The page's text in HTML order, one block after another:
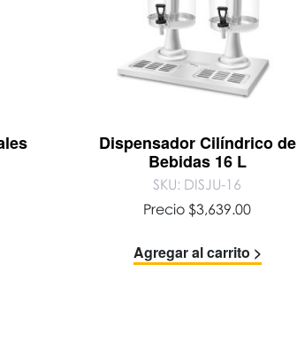
Dispensador Cilíndrico de
Bebidas 16 L
SKU: DISJU-16
Precio $3,639.00
Agregar al carrito >